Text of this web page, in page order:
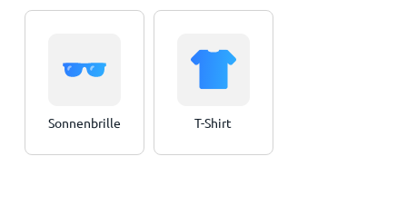
Sonnenbrille T-Shirt